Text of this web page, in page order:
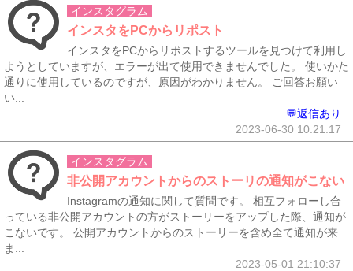
インスタグラム
インスタをPCからリポスト
インスタをPCからリポストするツールを見つけて利用し
ようとしていますが、エラーが出て使用できませんでした。 使いかた
通りに使用しているのですが、原因がわかりません。 ご回答お願い
い...
💬返信あり
2023-06-30 10:21:17
インスタグラム
非公開アカウントからのストーリの通知がこない
Instagramの通知に関して質問です。 相互フォローし合
っている非公開アカウントの方がストーリーをアップした際、通知が
こないです。 公開アカウントからのストーリーを含め全て通知が来
ま...
2023-05-01 21:10:37